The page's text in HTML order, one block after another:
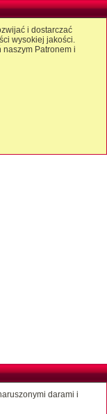
i dostarczać
wysokiej jakości.
Patronem i
darami i